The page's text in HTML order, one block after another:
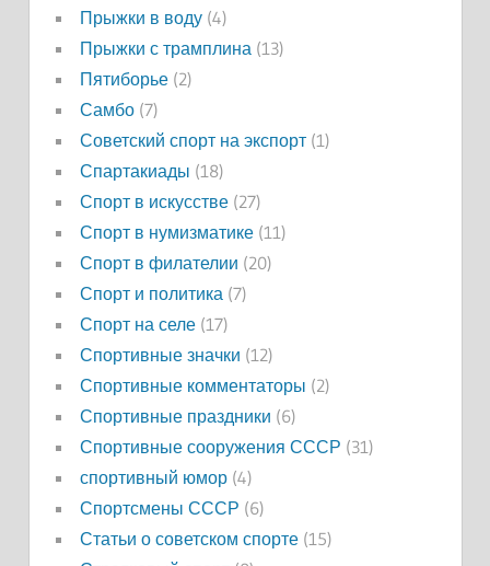
Прыжки в воду(4)
Прыжки с трамплина(13)
Пятиборье(2)
Самбо(7)
Советский спорт на экспорт(1)
Спартакиады (18)
Спорт в искусстве(27)
Спорт в нумизматике(11)
Спорт в филателии (20)
Спорт и политика(7)
Спорт на селе(17)
Спортивные значки (12)
Спортивные комментаторы (2)
Спортивные праздники (6)
Спортивные сооружения СССР (31)
спортивный юмор(4)
Спортсмены СССР (6)
Статьи о советском спорте(15)